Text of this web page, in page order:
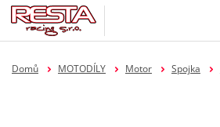
Domů MOTODÍLY Motor Spojka